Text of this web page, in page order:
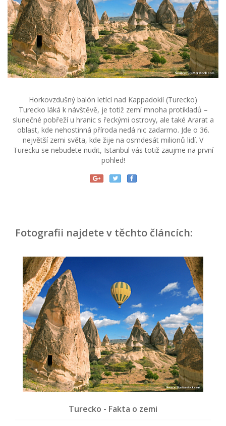
Horkovzdušný balón letící nad Kappadokií (Turecko)
Turecko láká k návštěvě, je totiž zemí mnoha protikladů –
slunečné pobřeží u hranic s řeckými ostrovy, ale také Ararat a
oblast, kde nehostinná příroda nedá nic zadarmo. Jde o 36.
největší zemi světa, kde žije na osmdesát milionů lidí. V
Turecku se nebudete nudit, Istanbul vás totiž zaujme na první
pohled!
Fotografii najdete v těchto článcích:
Turecko - Fakta o zemi